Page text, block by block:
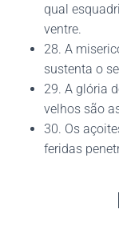
qual
ventre.
28. A
sustenta o
29. A glória
velhos são
30. Os
feridas